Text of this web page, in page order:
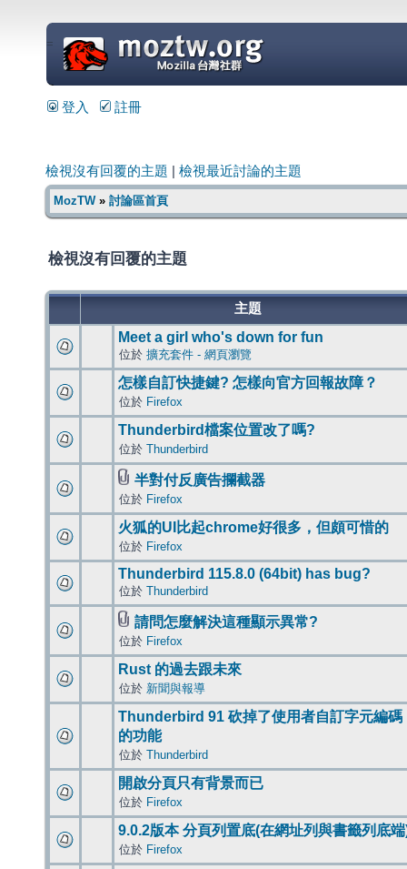
=
登入 註冊
檢視沒有回覆的主題 檢視最近討論的主題
MozTW» 討論區首頁
檢視沒有回覆的主題
主題
Meet a girl who's down for fun
位於 擴充套件 - 網頁瀏覽
怎樣自訂快捷鍵? 怎樣向官方回報故障？
位於 Firefox
Thunderbird檔案位置改了嗎?
位於 Thunderbird
半對付反廣告攔截器
位於 Firefox
火狐的UI比起chrome好很多，但頗可惜的
位於 Firefox
Thunderbird 115.8.0 (64bit) has bug?
位於 Thunderbird
請問怎麼解決這種顯示異常?
位於 Firefox
Rust 的過去跟未來
位於 新聞與報導
Thunderbird 91 砍掉了使用者自訂字元編碼
的功能
位於 Thunderbird
開啟分頁只有背景而已
位於 Firefox
9.0.2版本 分頁列置底(在網址列與書籤列底
位於 Firefox